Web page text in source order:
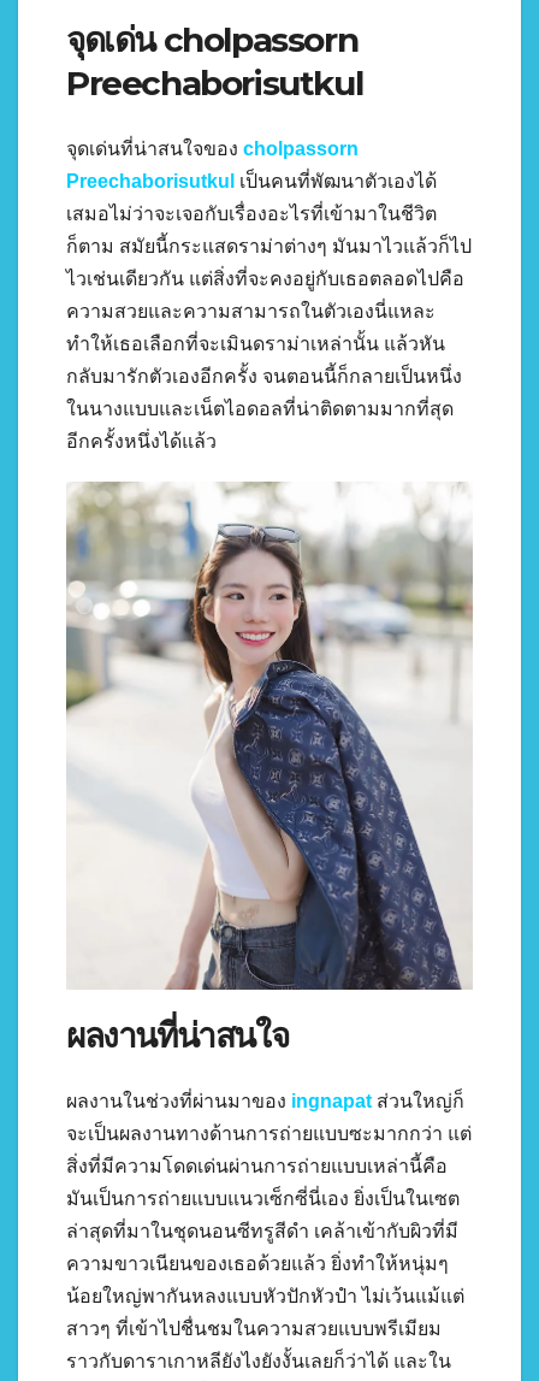
จุดเด่น cholpassorn
Preechaborisutkul
จุดเด่นที่น่าสนใจของ cholpassorn
Preechaborisutkul เป็นคนที่พัฒนาตัวเองได้
เสมอไม่ว่าจะเจอกับเรื่องอะไรที่เข้ามาในชีวิต
ก็ตาม สมัยนี้กระแสดราม่าต่างๆ มันมาไวแล้วก็ไป
ไวเช่นเดียวกัน แต่สิ่งที่จะคงอยู่กับเธอตลอดไปคือ
ความสวยและความสามารถในตัวเองนี่แหละ
ทำให้เธอเลือกที่จะเมินดราม่าเหล่านั้น แล้วหัน
กลับมารักตัวเองอีกครั้ง จนตอนนี้ก็กลายเป็นหนึ่ง
ในนางแบบและเน็ตไอดอลที่น่าติดตามมากที่สุด
อีกครั้งหนึ่งได้แล้ว
ผลงานที่น่าสนใจ
ผลงานในช่วงที่ผ่านมาของ ingnapat ส่วนใหญ่ก็
จะเป็นผลงานทางด้านการถ่ายแบบซะมากกว่า แต่
สิ่งที่มีความโดดเด่นผ่านการถ่ายแบบเหล่านี้คือ
มันเป็นการถ่ายแบบแนวเซ็กซี่นี่เอง ยิ่งเป็นในเซต
ล่าสุดที่มาในชุดนอนซีทรูสีดำ เคล้าเข้ากับผิวที่มี
ความขาวเนียนของเธอด้วยแล้ว ยิ่งทำให้หนุ่มๆ
น้อยใหญ่พากันหลงแบบหัวปักหัวปำ ไม่เว้นแม้แต่
สาวๆ ที่เข้าไปชื่นชมในความสวยแบบพรีเมียม
ราวกับดาราเกาหลียังไงยังงั้นเลยก็ว่าได้ และใน